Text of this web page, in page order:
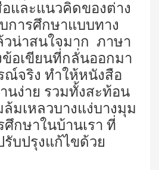
และแนวคิดของต่าง
การศึกษาแบบทาง
วน่าสนใจมาก ภาษา
ข้อเขียนที่กลั่นออกมา
ณ์จริง ทำให้หนังสือ
นง่าย รวมทั้งสะท้อน
มเหลวบางแง่บางมุม
กษาในบ้านเรา ที่
รับปรุงแก้ไขด้วย